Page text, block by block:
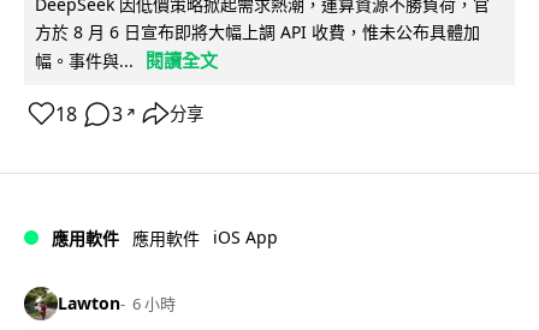
方於 8 月 6 日宣布即將大幅上調 API 收費，惟未公布具體加
幅。事件與...
閱讀全文
18 3 ↗ 分享
應用軟件 應用軟件 iOS App
Lawton 6 小時